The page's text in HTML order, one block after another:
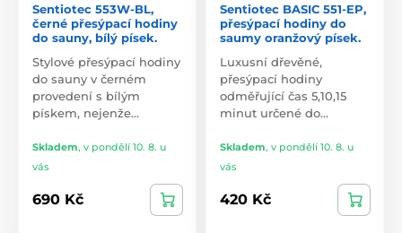
Sentiotec 553W-BL,
černé přesýpací hodiny
do sauny, bílý písek.
Stylové přesýpací hodiny
do sauny v černém
provedení s bílým
pískem, nejenže…
Skladem, v pondělí 10. 8. u
vás
690 Kč
Sentiotec BASIC 551-EP,
přesýpací hodiny do
saumy oranžový písek.
Luxusní dřevěné,
přesýpací hodiny
odměřující čas 5,10,15
minut určené do…
Skladem, v pondělí 10. 8. u
vás
420 Kč